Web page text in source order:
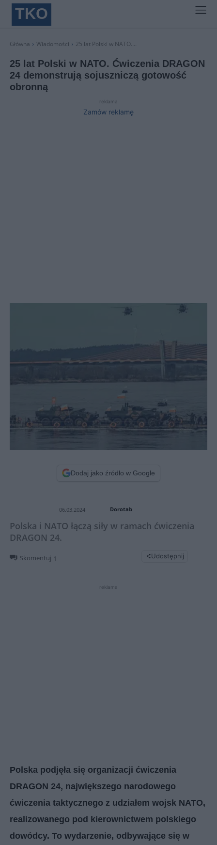
TKO
Główna Wiadomości 25 lat Polski w NATO....
25 lat Polski w NATO. Ćwiczenia DRAGON
24 demonstrują sojuszniczą gotowość
obronną
reklama
Zamów reklamę
Dodaj jako źródło w Google
06.03.2024 Dorotab
Polska i NATO łączą siły w ramach ćwiczenia
DRAGON 24.
Skomentuj 1 Udostępnij
reklama
Polska podjęła się organizacji ćwiczenia
DRAGON 24, największego narodowego
ćwiczenia taktycznego z udziałem wojsk NATO,
realizowanego pod kierownictwem polskiego
dowódcy. To wydarzenie, odbywające się w